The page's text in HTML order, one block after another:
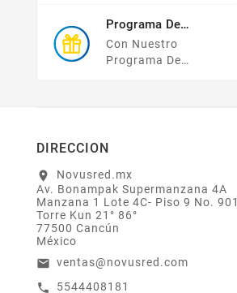
Programa De
Recompensas
Con Nuestro
Programa De
Bonifican A Tu
Electrónico El 1% Del
Total De Tu Compra,
El Cuál Podrás
Utilizar A Partir De
O Acumularlos.
DIRECCION
location_on
Novusred.mx
Av. Bonampak Supermanzana 4A
Manzana 1 Lote 4C- Piso 9 No. 901
Torre Kun 21° 86°
77500 Cancún
México
email ventas@novusred.com
call 5544408181